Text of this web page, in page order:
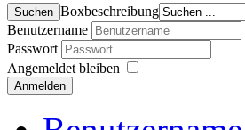
Boxbeschreibung
Benutzername
Passwort
Angemeldet bleiben
Anmelden